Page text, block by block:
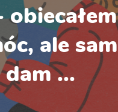
obiecałem
ale sam
...